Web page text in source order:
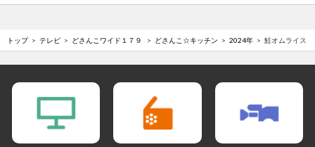
トップ テレビ どさんこワイド１７９ どさんこ☆キッチン 2024年 鮭オムライス